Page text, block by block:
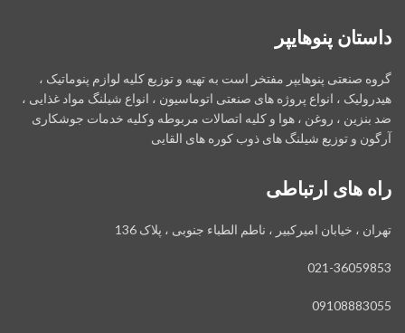
داستان پنوهایپر
گروه صنعتی پنوهایپر مفتخر است به تهیه و توزیع کلیه لوازم پنوماتیک ،
هیدرولیک ، انواع پروژه های صنعتی اتوماسیون ، انواع شیلنگ مواد غذایی ،
ضد بنزین ، روغن ، هوا و کلیه اتصالات مربوطه وکلیه خدمات جوشکاری
آرگون و توزیع شیلنگ های ذوب کوره های القایی
راه های ارتباطی
تهران ، خیابان امیرکبیر ، ناطم الطباء جنوبی ، پلاک 136
021-36059853
09108883055